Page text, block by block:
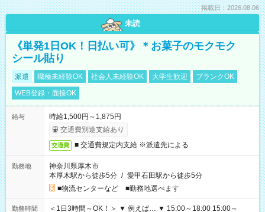
掲載日：2026.08.06
未読
《単発1日OK！日払い可》＊お菓子のモクモク
シール貼り
派遣 職種未経験OK 社会人未経験OK 大学生歓迎
ブランクOK
WEB登録・面接OK
給与
時給1,500円～1,875円
交通費別途支給あり
交通費 ■ 交通費規定内支給 ※派遣先による
勤務地
神奈川県厚木市
本厚木駅から徒歩5分 / 愛甲石田駅から徒歩5分
■物流センターなど ■勤務地選べます
勤務時間 ＜1日3時間～OK！＞ ▼ 例えば… ▼ 15:00～18:00 15:00～